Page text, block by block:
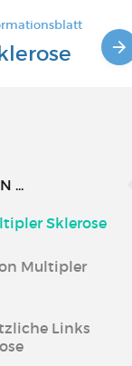
...
Sklerose
Multipler
Links